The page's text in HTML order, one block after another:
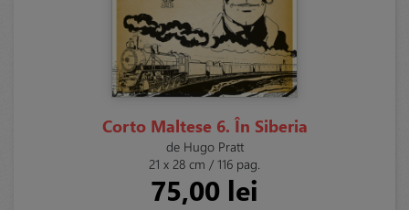
Corto Maltese 6. În Siberia
de Hugo Pratt
21 x 28 cm / 116 pag.
75,00 lei